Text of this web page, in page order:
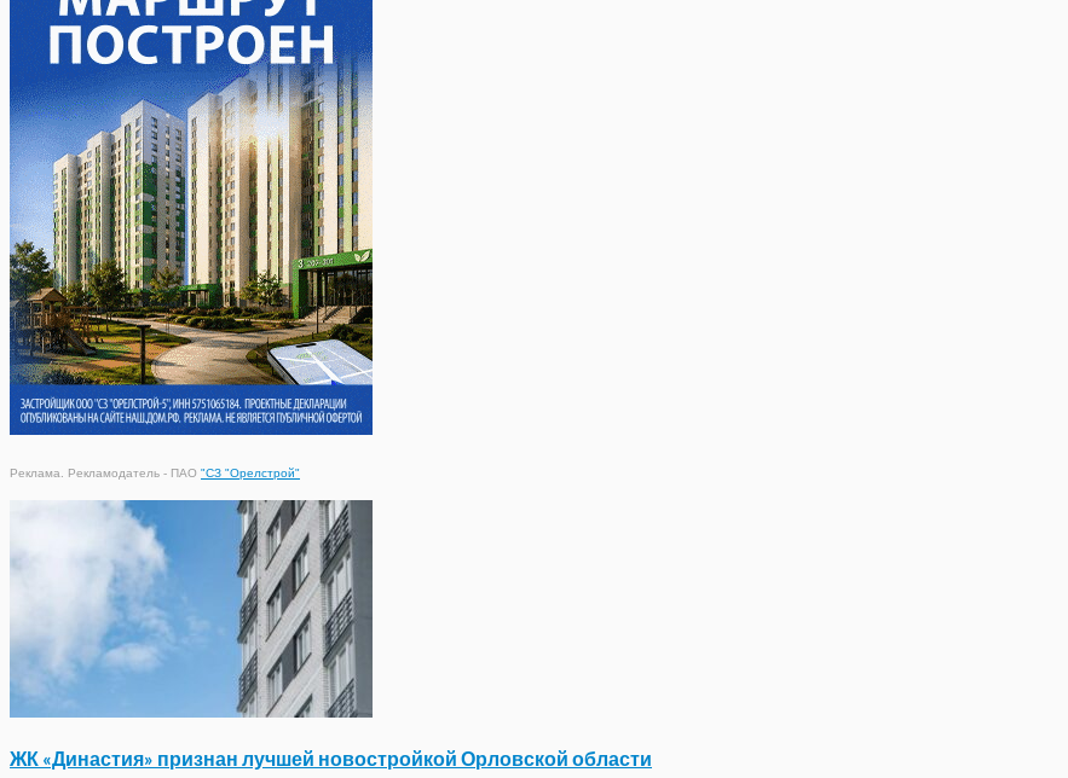
Реклама. Рекламодатель - ПАО "СЗ "Орелстрой"
ЖК «Династия» признан лучшей новостройкой Орловской области